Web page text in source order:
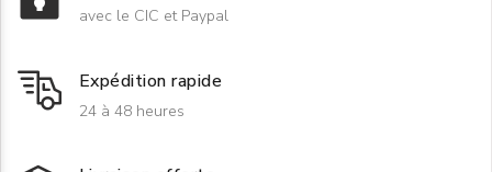
avec le CIC et Paypal
Expédition rapide
24 à 48 heures